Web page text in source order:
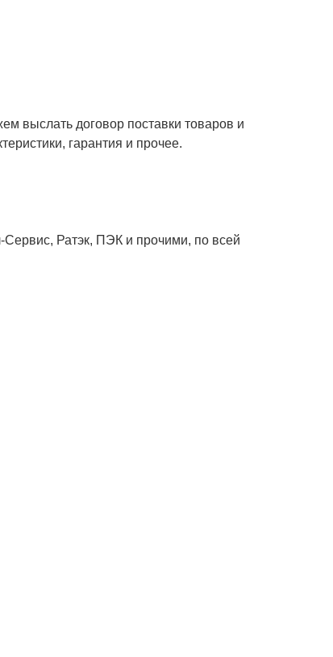
выслать договор поставки товаров и
гарантия и прочее.
Ратэк, ПЭК и прочими, по всей